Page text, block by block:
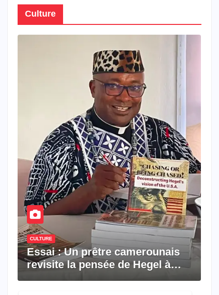
Culture
CULTURE
Essai : Un prêtre camerounais
revisite la pensée de Hegel à